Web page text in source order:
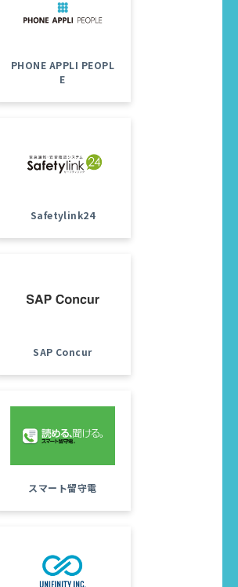
PHONE APPLI PEOPL
E
Safetylink24
SAP Concur
スマート留守電